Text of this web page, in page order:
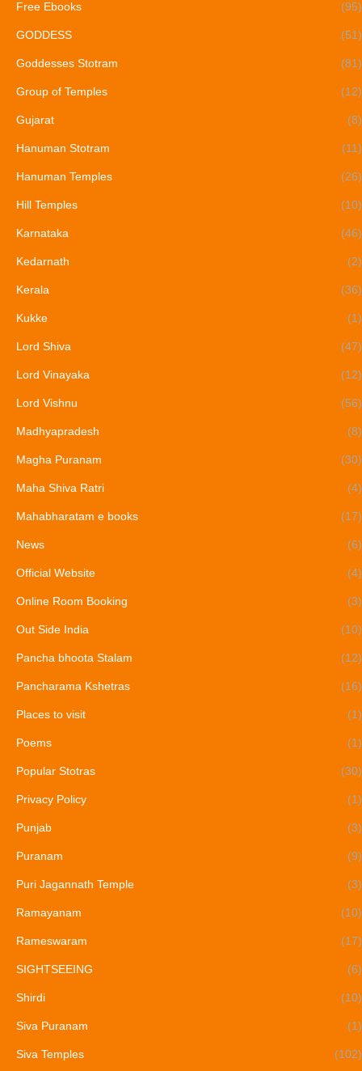
Free Ebooks (95)
GODDESS (51)
Goddesses Stotram (81)
Group of Temples (12)
Gujarat (8)
Hanuman Stotram (11)
Hanuman Temples (26)
Hill Temples (10)
Karnataka (46)
Kedarnath (2)
Kerala (36)
Kukke (1)
Lord Shiva (47)
Lord Vinayaka (12)
Lord Vishnu (56)
Madhyapradesh (8)
Magha Puranam (30)
Maha Shiva Ratri (4)
Mahabharatam e books (17)
News (6)
Official Website (4)
Online Room Booking (3)
Out Side India (10)
Pancha bhoota Stalam (12)
Pancharama Kshetras (16)
Places to visit (1)
Poems (1)
Popular Stotras (30)
Privacy Policy (1)
Punjab (3)
Puranam (9)
Puri Jagannath Temple (3)
Ramayanam (10)
Rameswaram (17)
SIGHTSEEING (6)
Shirdi (10)
Siva Puranam (1)
Siva Temples (102)